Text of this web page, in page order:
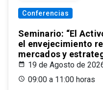
Conferencias
Seminario: “El
el envejecimiento
mercados y
19 de Agosto de
09:00 a 11:00 horas